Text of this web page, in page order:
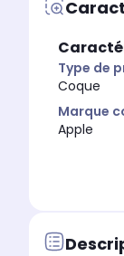
Type de
Coque
Marque
Apple